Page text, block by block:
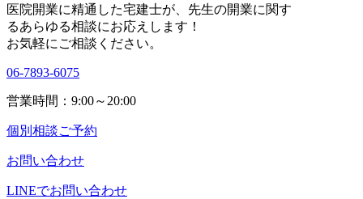
医院開業に精通した宅建士が、 先生の開業に関す
るあらゆる相談にお応えします！
お気軽にご相談ください。
06-7893-6075
営業時間：9:00～20:00
個別相談ご予約
お問い合わせ
LINEでお問い合わせ